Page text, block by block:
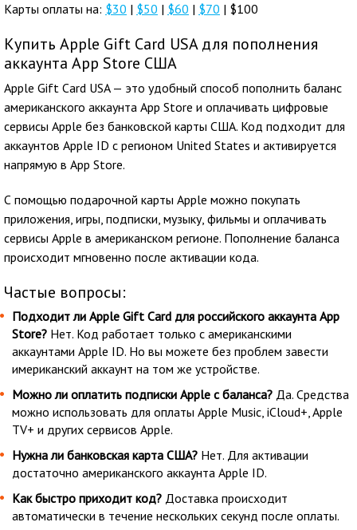
Карты оплаты на: $30 | $50 | $60 | $70 | $100
Купить Apple Gift Card USA для пополнения
аккаунта App Store США
Apple Gift Card USA — это удобный способ пополнить баланс
американского аккаунта App Store и оплачивать цифровые
сервисы Apple без банковской карты США. Код подходит для
аккаунтов Apple ID с регионом United States и активируется
напрямую в App Store.
С помощью подарочной карты Apple можно покупать
приложения, игры, подписки, музыку, фильмы и оплачивать
сервисы Apple в американском регионе. Пополнение баланса
происходит мгновенно после активации кода.
Частые вопросы:
Подходит ли Apple Gift Card для российского аккаунта App
Store? Нет. Код работает только с американскими
аккаунтами Apple ID. Но вы можете без проблем завести
имериканский аккаунт на том же устройстве.
Можно ли оплатить подписки Apple с баланса? Да. Средства
можно использовать для оплаты Apple Music, iCloud+, Apple
TV+ и других сервисов Apple.
Нужна ли банковская карта США? Нет. Для активации
достаточно американского аккаунта Apple ID.
Как быстро приходит код? Доставка происходит
автоматически в течение нескольких секунд после оплаты.